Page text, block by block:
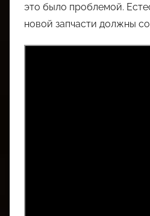
это было проблемой.
новой запчасти должны